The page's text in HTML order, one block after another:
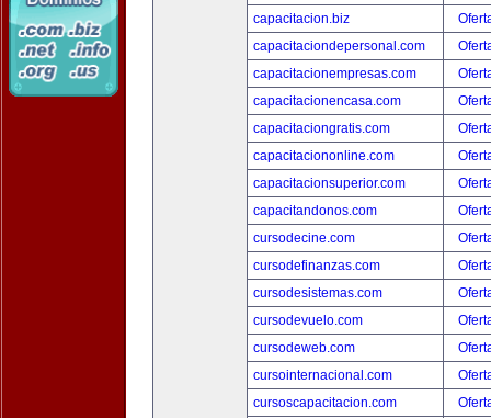
capacitacion.biz
capacitaciondepersonal.com
capacitacionempresas.com
capacitacionencasa.com
capacitaciongratis.com
capacitaciononline.com
capacitacionsuperior.com
capacitandonos.com
cursodecine.com
cursodefinanzas.com
cursodesistemas.com
cursodevuelo.com
cursodeweb.com
cursointernacional.com
cursoscapacitacion.com